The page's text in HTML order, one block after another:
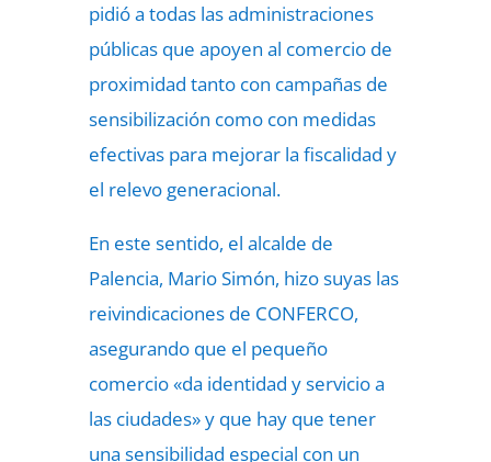
pidió a todas las administraciones
públicas que apoyen al comercio de
proximidad tanto con campañas de
sensibilización como con medidas
efectivas para mejorar la fiscalidad y
el relevo generacional.
En este sentido, el alcalde de
Palencia, Mario Simón, hizo suyas las
reivindicaciones de CONFERCO,
asegurando que el pequeño
comercio «da identidad y servicio a
las ciudades» y que hay que tener
una sensibilidad especial con un